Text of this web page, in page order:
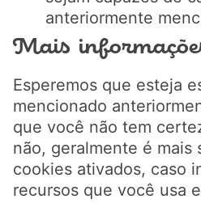
anteriormente
Mais
Esperemos que esteja
mencionado
que você não tem
não, geralmente é mais
cookies ativados, caso
recursos que você usa